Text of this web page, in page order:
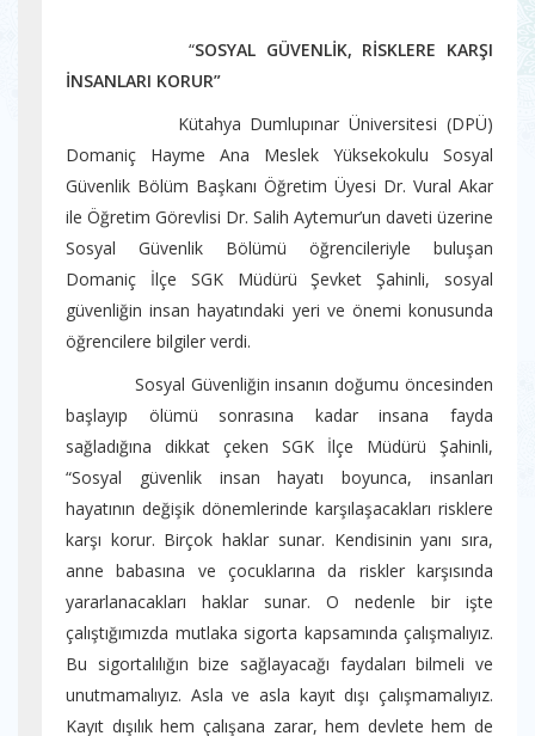
“SOSYAL GÜVENLİK, RİSKLERE KARŞI
İNSANLARI KORUR”
Kütahya Dumlupınar Üniversitesi (DPÜ)
Domaniç Hayme Ana Meslek Yüksekokulu Sosyal
Güvenlik Bölüm Başkanı Öğretim Üyesi Dr. Vural Akar
ile Öğretim Görevlisi Dr. Salih Aytemur’un daveti üzerine
Sosyal Güvenlik Bölümü öğrencileriyle buluşan
Domaniç İlçe SGK Müdürü Şevket Şahinli, sosyal
güvenliğin insan hayatındaki yeri ve önemi konusunda
öğrencilere bilgiler verdi.
Sosyal Güvenliğin insanın doğumu öncesinden
başlayıp ölümü sonrasına kadar insana fayda
sağladığına dikkat çeken SGK İlçe Müdürü Şahinli,
“Sosyal güvenlik insan hayatı boyunca, insanları
hayatının değişik dönemlerinde karşılaşacakları risklere
karşı korur. Birçok haklar sunar. Kendisinin yanı sıra,
anne babasına ve çocuklarına da riskler karşısında
yararlanacakları haklar sunar. O nedenle bir işte
çalıştığımızda mutlaka sigorta kapsamında çalışmalıyız.
Bu sigortalılığın bize sağlayacağı faydaları bilmeli ve
unutmamalıyız. Asla ve asla kayıt dışı çalışmamalıyız.
Kayıt dışılık hem çalışana zarar, hem devlete hem de